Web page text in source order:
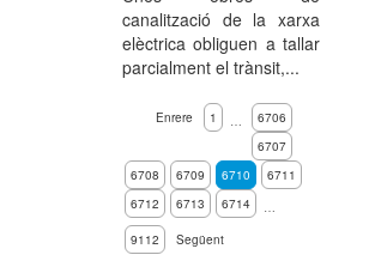
canalització de la xarxa
elèctrica obliguen a tallar
parcialment el trànsit,...
Enrere 1 …
6706
6707
6708
6709 6710
6711
6712
6713 6714
…
9112
Següent